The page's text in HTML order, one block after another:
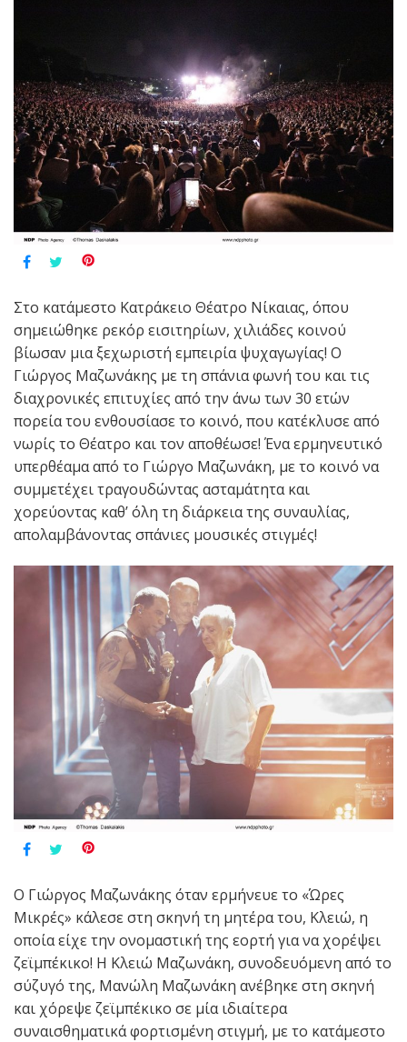
Στο κατάμεστο Κατράκειο Θέατρο Νίκαιας, όπου
σημειώθηκε ρεκόρ εισιτηρίων, χιλιάδες κοινού
βίωσαν μια ξεχωριστή εμπειρία ψυχαγωγίας! Ο
Γιώργος Μαζωνάκης με τη σπάνια φωνή του και τις
διαχρονικές επιτυχίες από την άνω των 30 ετών
πορεία του ενθουσίασε το κοινό, που κατέκλυσε από
νωρίς το Θέατρο και τον αποθέωσε! Ένα ερμηνευτικό
υπερθέαμα από το Γιώργο Μαζωνάκη, με το κοινό να
συμμετέχει τραγουδώντας ασταμάτητα και
χορεύοντας καθ’ όλη τη διάρκεια της συναυλίας,
απολαμβάνοντας σπάνιες μουσικές στιγμές!
Ο Γιώργος Μαζωνάκης όταν ερμήνευε το «Ώρες
Μικρές» κάλεσε στη σκηνή τη μητέρα του, Κλειώ, η
οποία είχε την ονομαστική της εορτή για να χορέψει
ζεϊμπέκικο! Η Κλειώ Μαζωνάκη, συνοδευόμενη από το
σύζυγό της, Μανώλη Μαζωνάκη ανέβηκε στη σκηνή
και χόρεψε ζεϊμπέκικο σε μία ιδιαίτερα
συναισθηματικά φορτισμένη στιγμή, με το κατάμεστο